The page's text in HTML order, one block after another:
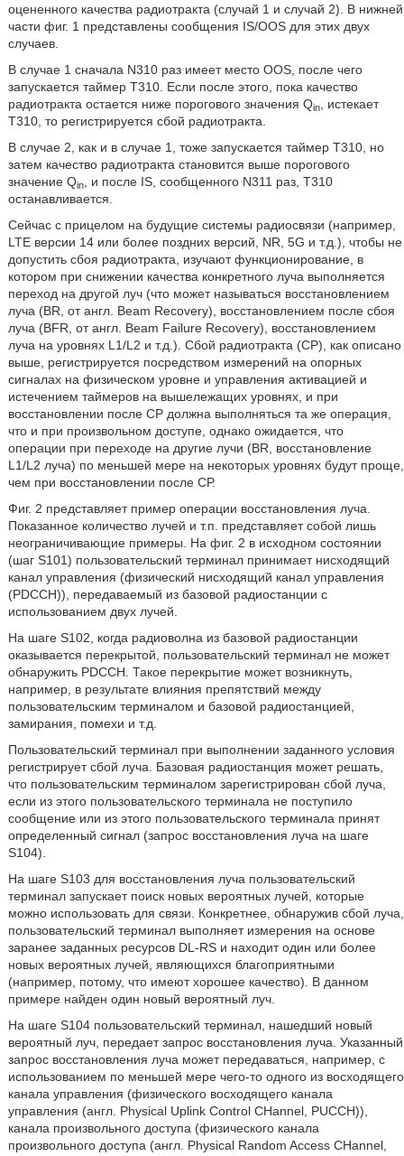
оцененного качества радиотракта (случай 1 и случай 2). В нижней
части фиг. 1 представлены сообщения IS/OOS для этих двух
случаев.
В случае 1 сначала N310 раз имеет место OOS, после чего
запускается таймер Т310. Если после этого, пока качество
радиотракта остается ниже порогового значения Qin, истекает
Т310, то регистрируется сбой радиотракта.
В случае 2, как и в случае 1, тоже запускается таймер Т310, но
затем качество радиотракта становится выше порогового
значение Qin, и после IS, сообщенного N311 раз, Т310
останавливается.
Сейчас с прицелом на будущие системы радиосвязи (например,
LTE версии 14 или более поздних версий, NR, 5G и т.д.), чтобы не
допустить сбоя радиотракта, изучают функционирование, в
котором при снижении качества конкретного луча выполняется
переход на другой луч (что может называться восстановлением
луча (BR, от англ. Beam Recovery), восстановлением после сбоя
луча (BFR, от англ. Beam Failure Recovery), восстановлением
луча на уровнях L1/L2 и т.д.). Сбой радиотракта (CP), как описано
выше, регистрируется посредством измерений на опорных
сигналах на физическом уровне и управления активацией и
истечением таймеров на вышележащих уровнях, и при
восстановлении после CP должна выполняться та же операция,
что и при произвольном доступе, однако ожидается, что
операции при переходе на другие лучи (BR, восстановление
L1/L2 луча) по меньшей мере на некоторых уровнях будут проще,
чем при восстановлении после СР.
Фиг. 2 представляет пример операции восстановления луча.
Показанное количество лучей и т.п. представляет собой лишь
неограничивающие примеры. На фиг. 2 в исходном состоянии
(шаг S101) пользовательский терминал принимает нисходящий
канал управления (физический нисходящий канал управления
(PDCCH)), передаваемый из базовой радиостанции с
использованием двух лучей.
На шаге S102, когда радиоволна из базовой радиостанции
оказывается перекрытой, пользовательский терминал не может
обнаружить PDCCH. Такое перекрытие может возникнуть,
например, в результате влияния препятствий между
пользовательским терминалом и базовой радиостанцией,
замирания, помехи и т.д.
Пользовательский терминал при выполнении заданного условия
регистрирует сбой луча. Базовая радиостанция может решать,
что пользовательским терминалом зарегистрирован сбой луча,
если из этого пользовательского терминала не поступило
сообщение или из этого пользовательского терминала принят
определенный сигнал (запрос восстановления луча на шаге
S104).
На шаге S103 для восстановления луча пользовательский
терминал запускает поиск новых вероятных лучей, которые
можно использовать для связи. Конкретнее, обнаружив сбой луча,
пользовательский терминал выполняет измерения на основе
заранее заданных ресурсов DL-RS и находит один или более
новых вероятных лучей, являющихся благоприятными
(например, потому, что имеют хорошее качество). В данном
примере найден один новый вероятный луч.
На шаге S104 пользовательский терминал, нашедший новый
вероятный луч, передает запрос восстановления луча. Указанный
запрос восстановления луча может передаваться, например, с
использованием по меньшей мере чего-то одного из восходящего
канала управления (физического восходящего канала
управления (англ. Physical Uplink Control CHannel, PUCCH)),
канала произвольного доступа (физического канала
произвольного доступа (англ. Physical Random Access CHannel,